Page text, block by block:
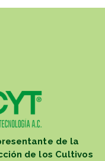
de la
de los Cultivos